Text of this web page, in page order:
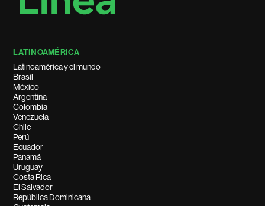
LATINOAMÉRICA
Latinoamérica y el mundo
Brasil
México
Argentina
Colombia
Venezuela
Chile
Perú
Ecuador
Panamá
Uruguay
Costa Rica
El Salvador
República Dominicana